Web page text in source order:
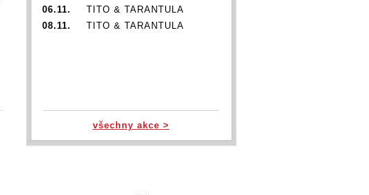
06.11.
TITO & TARANTULA
08.11.
TITO & TARANTULA
všechny akce >